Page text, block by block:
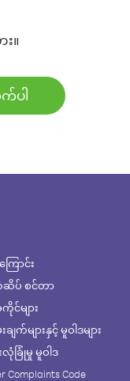
။
ပါ
ြောင်း
ပ် စင်တာ
များ
ျက်များနှင့် မူဝါဒများ
ခြုံမှု မူဝါဒ
Complaints Code